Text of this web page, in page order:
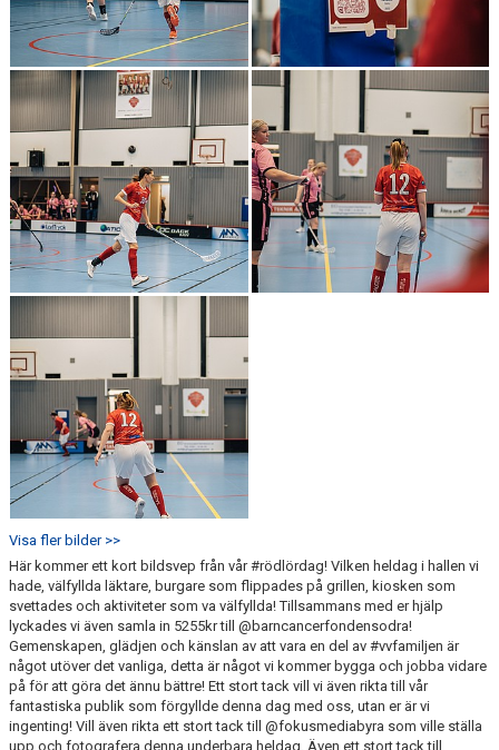
Visa fler bilder >>
Här kommer ett kort bildsvep från vår #rödlördag! Vilken heldag i hallen vi
hade, välfyllda läktare, burgare som flippades på grillen, kiosken som
svettades och aktiviteter som va välfyllda! Tillsammans med er hjälp
lyckades vi även samla in 5255kr till @barncancerfondensodra!
Gemenskapen, glädjen och känslan av att vara en del av #vvfamiljen är
något utöver det vanliga, detta är något vi kommer bygga och jobba vidare
på för att göra det ännu bättre! Ett stort tack vill vi även rikta till vår
fantastiska publik som förgyllde denna dag med oss, utan er är vi
ingenting! Vill även rikta ett stort tack till @fokusmediabyra som ville ställa
upp och fotografera denna underbara heldag. Även ett stort tack till